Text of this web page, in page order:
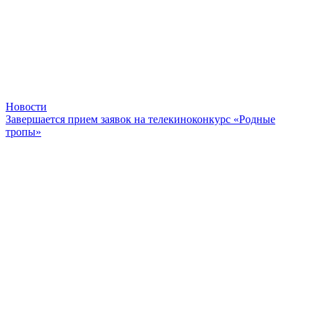
Новости
Завершается прием заявок на телекиноконкурс «Родные
тропы»